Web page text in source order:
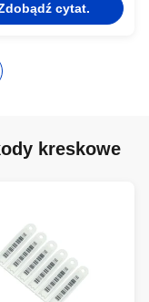
cytat.
kreskowe